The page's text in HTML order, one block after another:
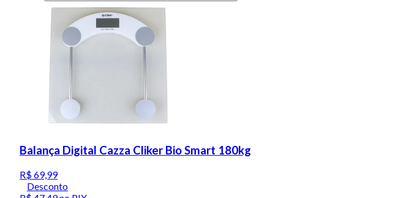
Balança Digital Cazza Cliker Bio Smart 180kg
R$ 69,99
Desconto